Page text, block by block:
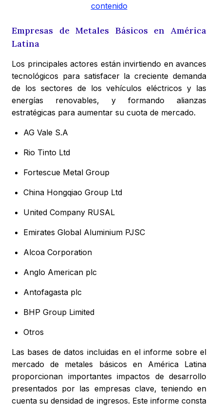
contenido
Empresas de Metales Básicos en América
Latina
Los principales actores están invirtiendo en avances
tecnológicos para satisfacer la creciente demanda
de los sectores de los vehículos eléctricos y las
energías renovables, y formando alianzas
estratégicas para aumentar su cuota de mercado.
AG Vale S.A
Rio Tinto Ltd
Fortescue Metal Group
China Hongqiao Group Ltd
United Company RUSAL
Emirates Global Aluminium PJSC
Alcoa Corporation
Anglo American plc
Antofagasta plc
BHP Group Limited
Otros
Las bases de datos incluidas en el informe sobre el
mercado de metales básicos en América Latina
proporcionan importantes impactos de desarrollo
presentados por las empresas clave, teniendo en
cuenta su densidad de ingresos. Este informe consta